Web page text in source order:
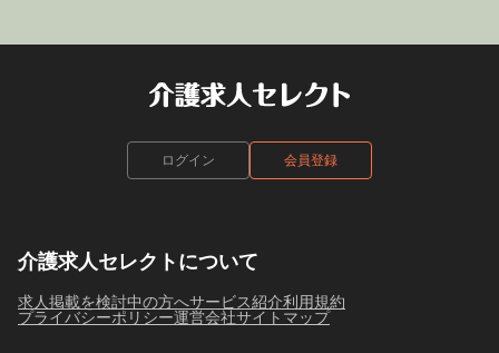
ログイン 会員登録
介護求人セレクトについて
求人掲載を検討中の方へサービス紹介利用規約
プライバシーポリシー運営会社サイトマップ